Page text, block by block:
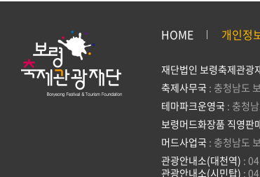
HOME 개인정
재단법인 보령축제관광
축제사무국 : 충청남도
테마파크운영국 : 충청
보령머드화장품 직영판
머드사업국 : 충청남도
관광안내소(대천역) :
관광안내소(시민탑) :